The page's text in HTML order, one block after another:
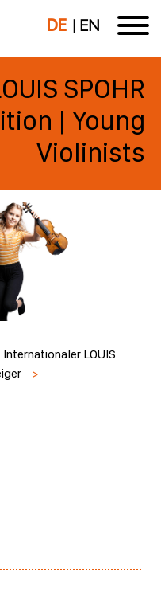
DE EN
SPOHR
| Young
Violinists
Internationaler LOUIS
>